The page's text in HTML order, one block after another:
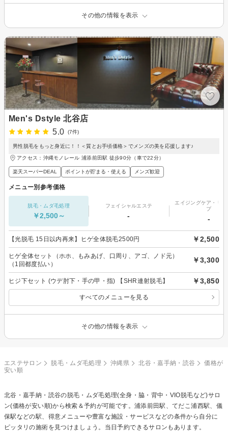
その他の情報を表示
Men's Dstyle 北谷店
5.0
(7件)
男性脱毛をもっと身近に！！＜質とお手頃価格＞でメンズの美を応援します♪
アクセス：沖縄モノレール 浦添前田駅 徒歩90分（車で22分）
楽天スーパーDEAL ポイントが貯まる・使える メンズ歓迎
メニュー別参考価格
脱毛・ムダ毛処理
￥2,500～
フェイシャルエステ
-
エイジングケア・リ
プ
-
【光脱毛 15日以内再来】ヒゲ全体脱毛2500円 ￥2,500
ヒゲ全体セット（ホホ、もみあげ、口周り、アゴ、ノド元）
（1回都度払い）
￥3,300
ヒジ下セット (ウデ肘下・手の甲・指) 【SHR連射脱毛】 ￥3,850
すべてのメニューを見る
その他の情報を表示
エステサロン 脱毛・ムダ毛処理 沖縄県 北谷・嘉手納・読谷
価格が
安い順
北谷・嘉手納・読谷の脱毛・ムダ毛処理(全身・脇・背中・VIO脱毛など)サロ
ン(価格が安い順)から検索＆予約が可能です。浦添前田駅、てだこ浦西駅、儀
保駅などの駅、得意メニューや豊富な施設・サービスなどの条件から自分に
ピッタリの施術を見つけましょう。当日予約できるサロンもあります。